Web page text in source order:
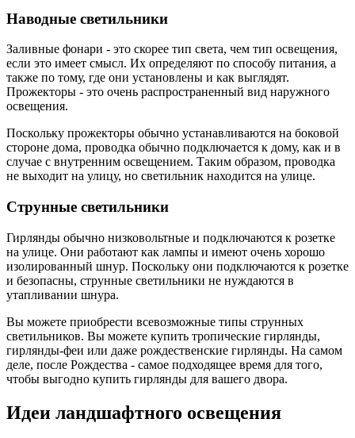
Наводные светильники
Заливные фонари - это скорее тип света, чем тип освещения,
если это имеет смысл. Их определяют по способу питания, а
также по тому, где они установлены и как выглядят.
Прожекторы - это очень распространенный вид наружного
освещения.
Поскольку прожекторы обычно устанавливаются на боковой
стороне дома, проводка обычно подключается к дому, как и в
случае с внутренним освещением. Таким образом, проводка
не выходит на улицу, но светильник находится на улице.
Струнные светильники
Гирлянды обычно низковольтные и подключаются к розетке
на улице. Они работают как лампы и имеют очень хорошо
изолированный шнур. Поскольку они подключаются к розетке
и безопасны, струнные светильники не нуждаются в
утапливании шнура.
Вы можете приобрести всевозможные типы струнных
светильников. Вы можете купить тропические гирлянды,
гирлянды-феи или даже рождественские гирлянды. На самом
деле, после Рождества - самое подходящее время для того,
чтобы выгодно купить гирлянды для вашего двора.
Идеи ландшафтного освещения